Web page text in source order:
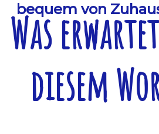
bequem von
Was
diesem